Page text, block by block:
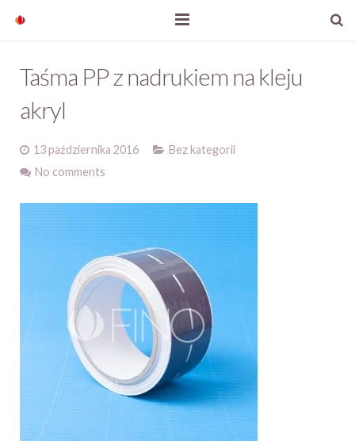
Aktualności
Kontakt
Taśma PP z nadrukiem na kleju
akryl
13 października 2016
Bez kategorii
No comments